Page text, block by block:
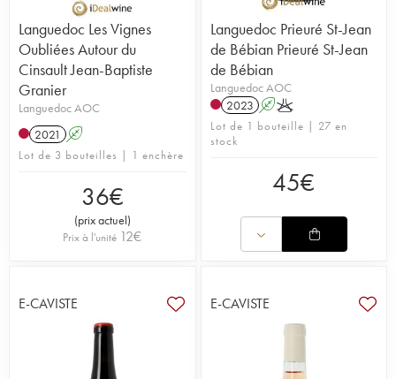
Languedoc Les Vignes
Oubliées Autour du
Cinsault Jean-Baptiste
Granier
Languedoc AOC
2021
A
Lot de 3 bouteilles | 1 enchère
36€
(prix actuel)
Prix à l'unité 12€
Languedoc Prieuré St-Jean
de Bébian Prieuré St-Jean
de Bébian
Languedoc AOC
2023 AK
Lot de 1 bouteille | 27 en
stock
45€
E-CAVISTE E-CAVISTE